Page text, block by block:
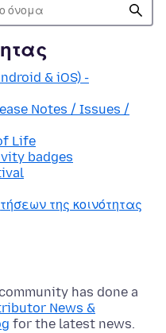
& iOS) -
Notes / Issues /
Life
badges
της κοινότητας
has done a
News &
for the latest news.